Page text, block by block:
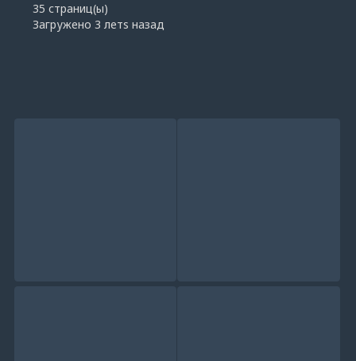
35 страниц(ы)
Загружено 3 летs назад